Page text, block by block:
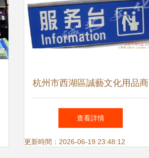
杭州市西湖區誠藝文化用品商
行文具店 加盟連鎖模式引領
文具零售新風潮
查看詳情
更新時間：2026-06-19 23:48:12